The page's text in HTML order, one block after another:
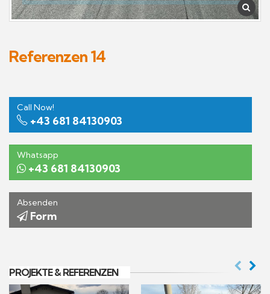
Referenzen 14
Call Now!
+43 681 84130903
Whatsapp
+43 681 84130903
Absenden
Form
PROJEKTE & REFERENZEN